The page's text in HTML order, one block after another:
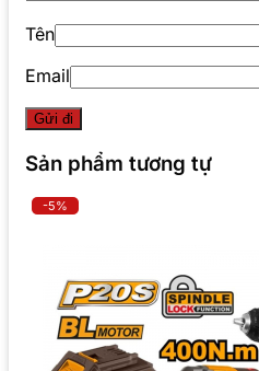
Tên
Email
Sản phẩm tương tự
-5%